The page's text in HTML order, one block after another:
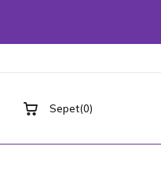
Sepet(0)